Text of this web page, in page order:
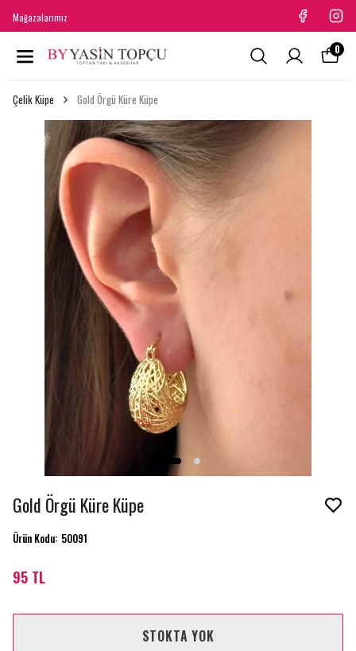
Mağazalarımız
0
Çelik Küpe Gold Örgü Küre Küpe
Gold Örgü Küre Küpe
Ürün Kodu: 50091
95 TL
STOKTA YOK